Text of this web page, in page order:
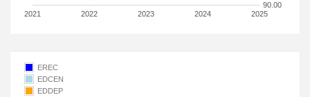
2021 2022 2023 2024 2025
90.00
EREC
EDCEN
EDDEP